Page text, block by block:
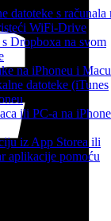
datoteke s računala
WiFi-Drive
Dropboxa na svom
na iPhoneu i Macu
datoteke (iTunes
ili PC-a na iPhone
iz App Storea ili
aplikacije pomoću